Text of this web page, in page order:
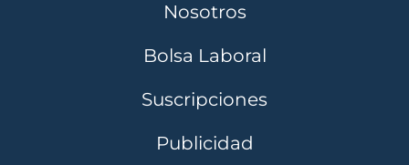
Nosotros
Bolsa Laboral
Suscripciones
Publicidad